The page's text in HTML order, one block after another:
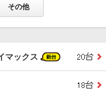
その他
マックス